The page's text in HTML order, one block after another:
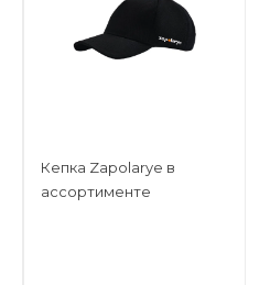
Кепка Zapolarye в
ассортименте